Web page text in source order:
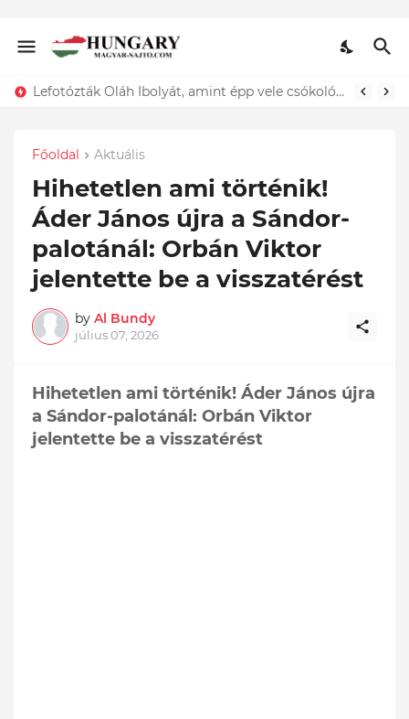
Lefotózták Oláh Ibolyát, amint épp vele csókolózik - EZT nem hiszed el, kinek a karjában kötött ki...ÍME
Főoldal Aktuális
Hihetetlen ami történik!
Áder János újra a Sándor-
palotánál: Orbán Viktor
jelentette be a visszatérést
by Al Bundy
július 07, 2026
Hihetetlen ami történik! Áder János újra
a Sándor-palotánál: Orbán Viktor
jelentette be a visszatérést